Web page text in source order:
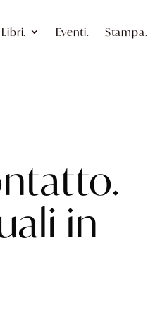
Libri. Eventi. Stampa.
in